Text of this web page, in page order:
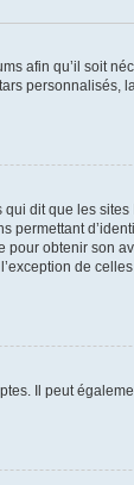
afin qu’il soit
personnalisés,
dit que les
obtenir son
de
Il peut